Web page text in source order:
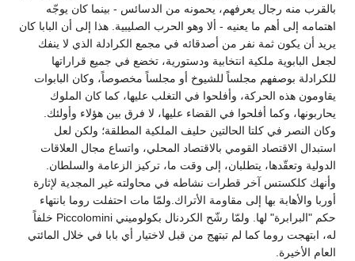
بالقرب منه رجال يعرفهم، يحمونه من الدسائس - بينما كان يوجّه
اهتمامه إلى أهم ما يعنيه - ألا وهو الحرب الصليبية. هذا إلى أن البابا كان
يريد أن يكون ثمة نفر من أصدقائه في مجمع الكرادلة الذي لا ينفك
لجعل البابوية ملكية انتخابية ودستورية، تخضع في جميع قراراتها
للكرادلة بوصفهم مجلساً للشيوخ أو مجلساً مخصوصاً، وكان البابوات
يقاومون هذه الحركة، وأفلحوا في التغلب عليها، كما كان الملوك
يحاربونها، وكما أفلحوا في القضاء عليها، لا فرق بين هؤلاء وأولئك.
وكان النصر في كلتا الحالتين حليف الملكية المطلقة؛ ولكن لعل
استبدال الاقتصاد القومي بالاقتصاد المحلي، واتساع مجال العلاقات
الدولية وتعقّدها، يتطلبان، إلى وقت ما، تركيز الزعامة والسلطان.
وأنهك كلكستس آخر قطرات نشاطه في محاولته غير المجدية لإثارة
أوربا والأهابة بها إلى مقاومة الأتراك.ولمّا مات احتفلت روما بانتهاء
حكم "البرابرة" لها. ولمّا رشّح الكردنال بكولوميني Piccolomini خلفاً
له، ابتهجت روما كما لم تبتهج من قبل لاختيار أي بابا في خلال المائتي
العام الأخيرة.